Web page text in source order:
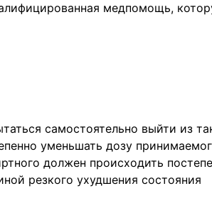
медпомощь,
самостоятельно выйти из
уменьшать дозу
должен происходить
резкого ухудшения состояния